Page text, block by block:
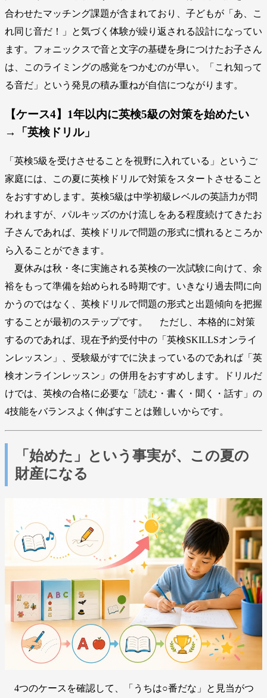
合わせたマッチング課題が含まれており、子どもが「あ、こ
れ同じ音だ！」と気づく体験が繰り返される設計になってい
ます。フォニックスで音と文字の基礎を身につけたお子さん
は、このライミングの感覚をつかむのが早い。「これ知って
る音だ」という発見の積み重ねが自信につながります。
【ケース4】1年以内に英検5級の対策を始めたい
→「英検ドリル」
「英検5級を受けさせることを視野に入れている」というご
家庭には、この夏に英検ドリルで対策をスタートさせること
をおすすめします。英検5級は中学初級レベルの英語力が問
われますが、パルキッズのかけ流しをある程度続けてきたお
子さんであれば、英検ドリルで問題の形式に慣れるところか
ら入ることができます。
夏休みは秋・冬に実施される英検の一次試験に向けて、余
裕をもって準備を始められる時期です。いきなり過去問に向
かうのではなく、英検ドリルで問題の形式と出題傾向を把握
することが最初のステップです。 ただし、本格的に対策
するのであれば、現在予約受付中の「英検SKILLSオンライ
ンレッスン」、受験級がすでに決まっているのであれば「英
検オンラインレッスン」の併用をおすすめします。ドリルだ
けでは、英検の合格に必要な「読む・書く・聞く・話す」の
4技能をバランスよく伸ばすことは難しいからです。
「始めた」という事実が、この夏の
財産になる
4つのケースを確認して、「うちは○番だな」と見当がつ